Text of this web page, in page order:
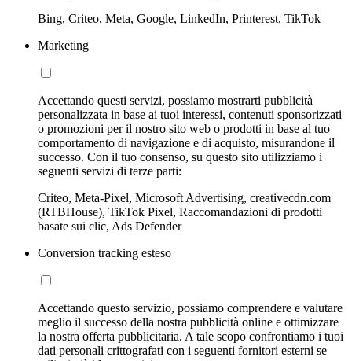
Bing, Criteo, Meta, Google, LinkedIn, Printerest, TikTok
Marketing
Accettando questi servizi, possiamo mostrarti pubblicità
personalizzata in base ai tuoi interessi, contenuti sponsorizzati
o promozioni per il nostro sito web o prodotti in base al tuo
comportamento di navigazione e di acquisto, misurandone il
successo. Con il tuo consenso, su questo sito utilizziamo i
seguenti servizi di terze parti:
Criteo, Meta-Pixel, Microsoft Advertising, creativecdn.com
(RTBHouse), TikTok Pixel, Raccomandazioni di prodotti
basate sui clic, Ads Defender
Conversion tracking esteso
Accettando questo servizio, possiamo comprendere e valutare
meglio il successo della nostra pubblicità online e ottimizzare
la nostra offerta pubblicitaria. A tale scopo confrontiamo i tuoi
dati personali crittografati con i seguenti fornitori esterni se